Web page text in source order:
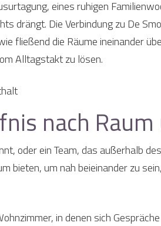
eines ruhigen
drängt. Die Verbindung zu De
fließend die Räume ineinander
Alltagstakt zu lösen.
nach
oder ein Team, das außerhalb
bieten, um nah beieinander zu
in denen sich